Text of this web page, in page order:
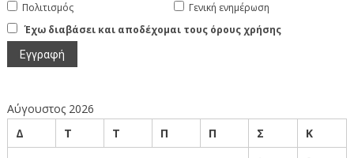
Πολιτισμός
Γενική ενημέρωση
Έχω διαβάσει και αποδέχομαι τους όρους χρήσης
Αύγουστος 2026
Δ
Τ Τ Π Π Σ
Κ